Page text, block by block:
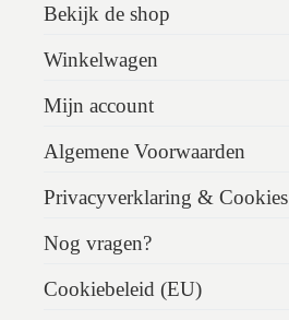
Bekijk de shop
Winkelwagen
Mijn account
Algemene Voorwaarden
Privacyverklaring & Cookies
Nog vragen?
Cookiebeleid (EU)